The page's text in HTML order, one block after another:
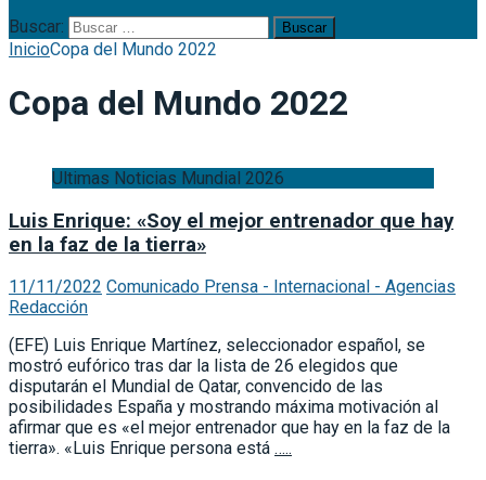
Buscar:
InicioCopa del Mundo 2022
Copa del Mundo 2022
Ultimas Noticias Mundial 2026
Luis Enrique: «Soy el mejor entrenador que hay
en la faz de la tierra»
11/11/2022 Comunicado Prensa - Internacional - Agencias
Redacción
(EFE) Luis Enrique Martínez, seleccionador español, se
mostró eufórico tras dar la lista de 26 elegidos que
disputarán el Mundial de Qatar, convencido de las
posibilidades España y mostrando máxima motivación al
afirmar que es «el mejor entrenador que hay en la faz de la
tierra». «Luis Enrique persona está …..